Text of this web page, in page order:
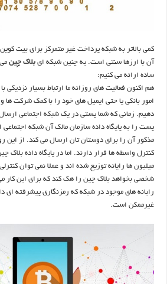
کمی بالاتر به شبکه پرداخت غیر متمرکز برای بیت
آن با ارزها سنتی است. یه چنین شبکه ایبلاک چِین
ساده ارائه می کنیم:
هم اکنون فعالیت های روزانه ما ارتباط بسیار نزدیکی
امور بانکی یا حتی ایمیل های خود را با کمک شرکت ها
دهیم. زمانی که شما پستی در یکشبکه اجتماعی
پست را به پایگاه داده سازمان مالک آن شبکه
مذکور آن را برای دوستان تان ارسال می کند. از این
کنترل واسطه ها قرار دارند. اما در پایگاه داده بلاک
میلیون ها رایانه توزیع شده اند و عملا نمی توان
شخصی بخواهد بلاک چین راهک
رایانه های موجود در شبکه که رمزنگاری پیشرفته ای
غیرممکن است.